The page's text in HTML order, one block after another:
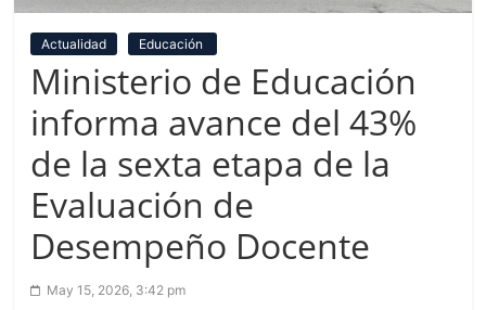
Actualidad Educación
Ministerio de Educación
informa avance del 43%
de la sexta etapa de la
Evaluación de
Desempeño Docente
May 15, 2026, 3:42 pm